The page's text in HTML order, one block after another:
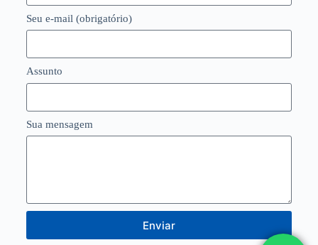
Seu e-mail (obrigatório)
Assunto
Sua mensagem
Enviar